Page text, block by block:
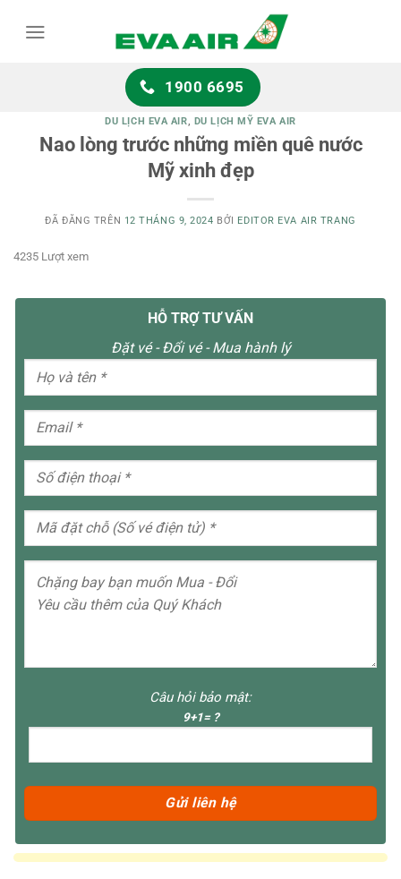
1900 6695
DU LỊCH EVA AIR, DU LỊCH MỸ EVA AIR
Nao lòng trước những miền quê nước
Mỹ xinh đẹp
ĐÃ ĐĂNG TRÊN 12 THÁNG 9, 2024 BỞI EDITOR EVA AIR TRANG
4235 Lượt xem
HỖ TRỢ TƯ VẤN
Đặt vé - Đổi vé - Mua hành lý
Câu hỏi bảo mật:
9+1= ?